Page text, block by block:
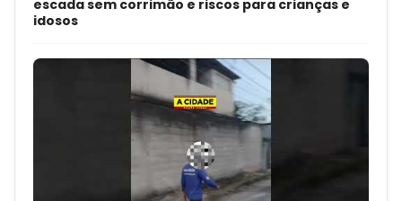
escada sem corrimão e riscos para crianças e
idosos